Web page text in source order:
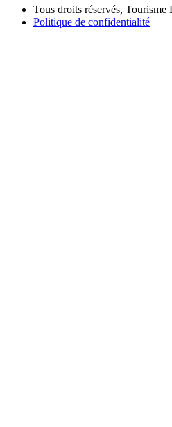
Tous droits réservés, Tourisme
Politique de confidentialité